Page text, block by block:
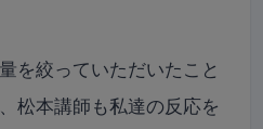
を絞っていただいたこと
松本講師も私達の反応を